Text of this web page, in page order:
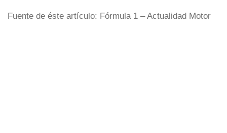
Fuente de éste artículo: Fórmula 1 – Actualidad Motor